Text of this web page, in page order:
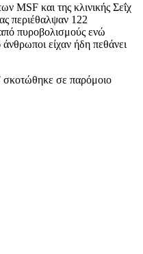
MSF και της κλινικής Σεΐχ
περιέθαλψαν 122
πυροβολισμούς ενώ
είχαν ήδη πεθάνει
σκοτώθηκε σε παρόμοιο